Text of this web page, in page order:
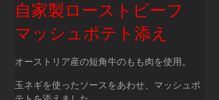
自家製ローストビーフ
マッシュポテト添え
オーストリア産の短角牛のもも肉を使用。
玉ネギを使ったソースをあわせ、マッシュポ